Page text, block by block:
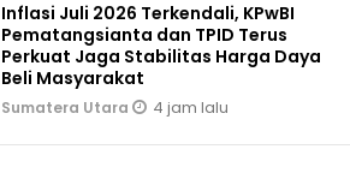
Inflasi Juli 2026 Terkendali, KPwBI
Pematangsianta dan TPID Terus
Perkuat Jaga Stabilitas Harga Daya
Beli Masyarakat
Sumatera Utara 4 jam lalu